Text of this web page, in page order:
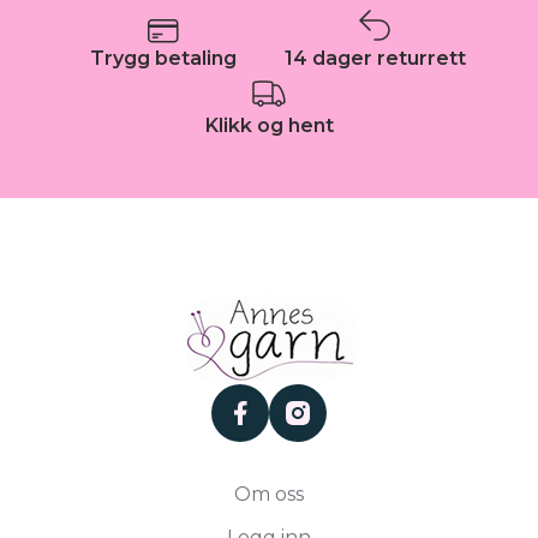
Trygg betaling 14 dager returrett
Klikk og hent
facebookinstagram
Om oss